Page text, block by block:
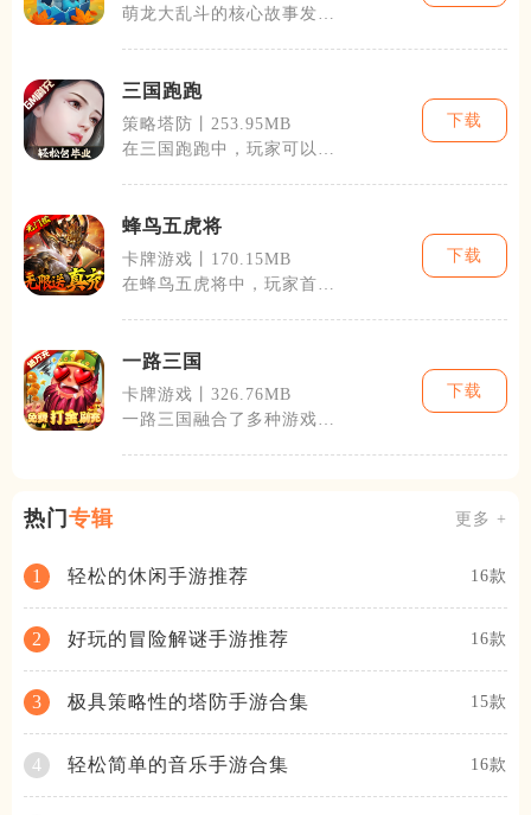
萌龙大乱斗的核心故事发生
三国跑跑
策略塔防丨253.95MB
在三国跑跑中，玩家可以选
下载
蜂鸟五虎将
卡牌游戏丨170.15MB
在蜂鸟五虎将中，玩家首先
下载
一路三国
卡牌游戏丨326.76MB
一路三国融合了多种游戏元
下载
热门 专辑 更多 +
1 轻松的休闲手游推荐 16款
2 好玩的冒险解谜手游推荐 16款
3 极具策略性的塔防手游合集 15款
4 轻松简单的音乐手游合集 16款